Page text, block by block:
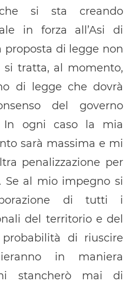
che si sta creando
in forza all’Asi di
proposta di legge non
si tratta, al momento,
di legge che dovrà
del governo
In ogni caso la mia
sarà massima e mi
penalizzazione per
Se al mio impegno si
di tutti i
del territorio e del
di riuscire
in maniera
stancherò mai di